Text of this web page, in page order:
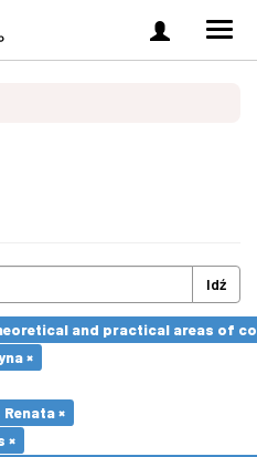
Zaloguj
się
Idź
and practical areas of
×
×
×